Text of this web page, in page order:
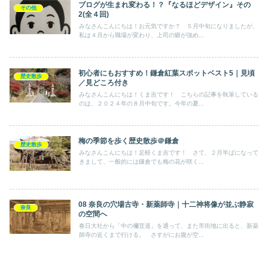
その他
ブログが生まれ変わる！？『なるほどデザイン』その
2(全４回)
みなさんこんにちは！お元気ですか？ ５月中旬になりましたが、
私は４月から職場が変わり、上司の癖が強め...
歴史散歩
初心者にもおすすめ！鎌倉紅葉スポットベスト5｜見頃
／見どころ付き
みなさんこんにちは！くま吉です！ こちらの記事を執筆している
のは、２０２４年の８月中旬です。今年の夏...
歴史散歩 梅の季節を歩く歴史散歩＠鎌倉
みなさんこんにちは！足軽くま吉です！ さて、２月半ばになって
きまして、一般的には鎌倉でも梅の花が咲く...
奈良
08 奈良の穴場古寺・新薬師寺｜十二神将像が並ぶ静寂
の空間へ
春日大社から「中の禰宜道」を通って、また市街地に出ると、新薬
師寺の近くまで行ける。 さすがにお腹が空...